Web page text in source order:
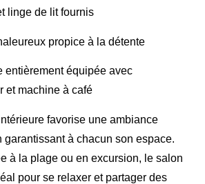
linge de lit fournis
propice à la détente
entièrement équipée avec
et machine à café
favorise une ambiance
garantissant à chacun son espace.
à la plage ou en excursion, le salon
pour se relaxer et partager des